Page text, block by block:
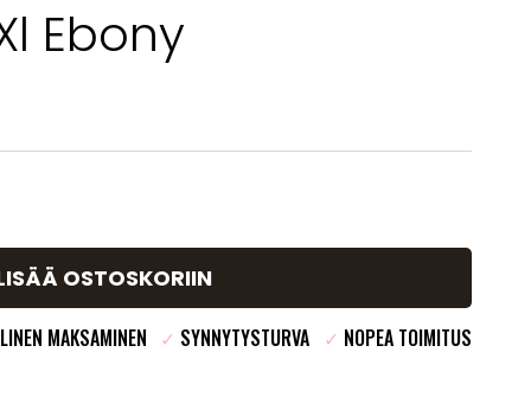
Ebony
OSTOSKORIIN
MAKSAMINEN ✓ SYNNYTYSTURVA ✓ NOPEA TOIMITUS